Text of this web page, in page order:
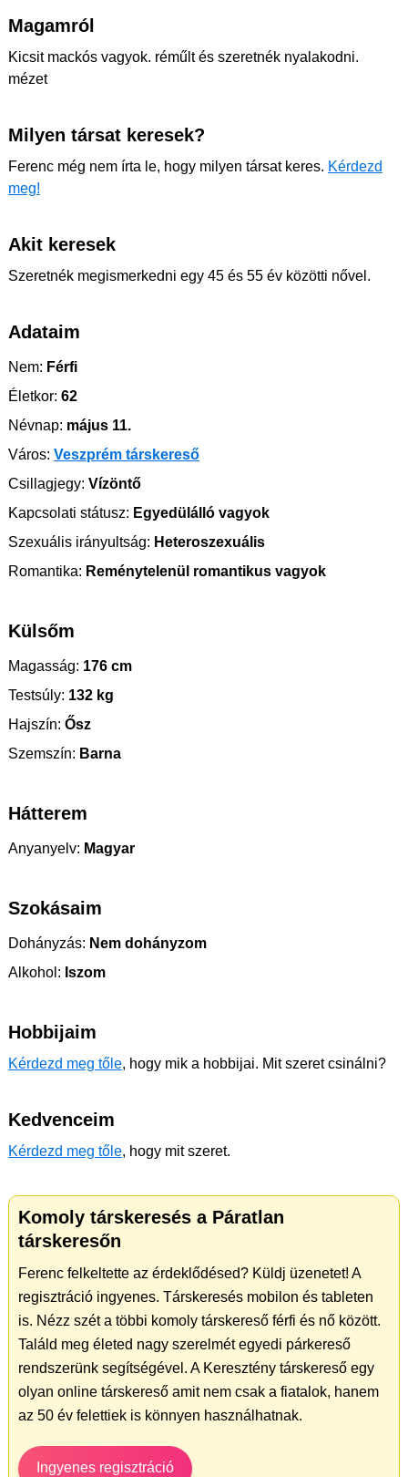
Magamról
Kicsit mackós vagyok. réműlt és szeretnék nyalakodni.
mézet
Milyen társat keresek?
Ferenc még nem írta le, hogy milyen társat keres. Kérdezd
meg!
Akit keresek
Szeretnék megismerkedni egy 45 és 55 év közötti nővel.
Adataim
Nem: Férfi
Életkor: 62
Névnap: május 11.
Város: Veszprém társkereső
Csillagjegy: Vízöntő
Kapcsolati státusz: Egyedülálló vagyok
Szexuális irányultság: Heteroszexuális
Romantika: Reménytelenül romantikus vagyok
Külsőm
Magasság: 176 cm
Testsúly: 132 kg
Hajszín: Ősz
Szemszín: Barna
Hátterem
Anyanyelv: Magyar
Szokásaim
Dohányzás: Nem dohányzom
Alkohol: Iszom
Hobbijaim
Kérdezd meg tőle, hogy mik a hobbijai. Mit szeret csinálni?
Kedvenceim
Kérdezd meg tőle, hogy mit szeret.
Komoly társkeresés a Páratlan
társkeresőn
Ferenc felkeltette az érdeklődésed? Küldj üzenetet! A
regisztráció ingyenes. Társkeresés mobilon és tableten
is. Nézz szét a többi komoly társkereső férfi és nő között.
Találd meg életed nagy szerelmét egyedi párkereső
rendszerünk segítségével. A Keresztény társkereső egy
olyan online társkereső amit nem csak a fiatalok, hanem
az 50 év felettiek is könnyen használhatnak.
Ingyenes regisztráció